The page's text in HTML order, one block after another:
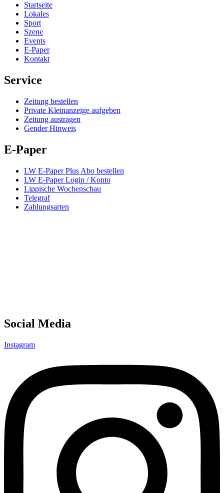
Startseite
Lokales
Sport
Szene
Events
E-Paper
Kontakt
Service
Zeitung bestellen
Private Kleinanzeige aufgeben
Zeitung austragen
Gender Hinweis
E-Paper
LW E-Paper Plus Abo bestellen
LW E-Paper Login / Konto
Lippische Wochenschau
Telegraf
Zahlungsarten
Social Media
Instagram